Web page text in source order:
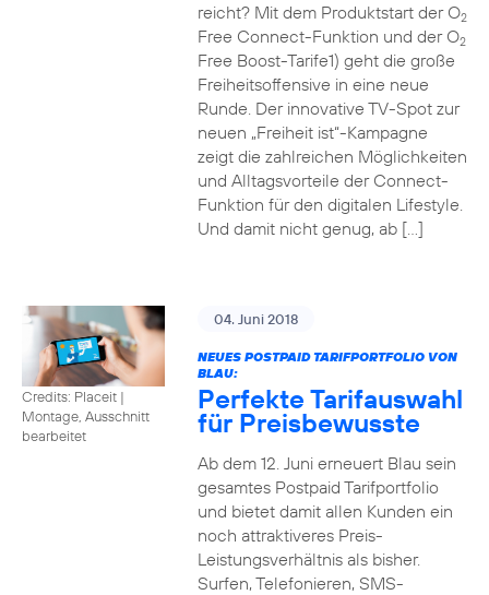
reicht? Mit dem Produktstart der O2
Free Connect-Funktion und der O2
Free Boost-Tarife1) geht die große
Freiheitsoffensive in eine neue
Runde. Der innovative TV-Spot zur
neuen „Freiheit ist“-Kampagne
zeigt die zahlreichen Möglichkeiten
und Alltagsvorteile der Connect-
Funktion für den digitalen Lifestyle.
Und damit nicht genug, ab […]
Credits: Placeit |
Montage, Ausschnitt
bearbeitet
04. Juni 2018
NEUES POSTPAID TARIFPORTFOLIO VON
BLAU:
Perfekte Tarifauswahl
für Preisbewusste
Ab dem 12. Juni erneuert Blau sein
gesamtes Postpaid Tarifportfolio
und bietet damit allen Kunden ein
noch attraktiveres Preis-
Leistungsverhältnis als bisher.
Surfen, Telefonieren, SMS-